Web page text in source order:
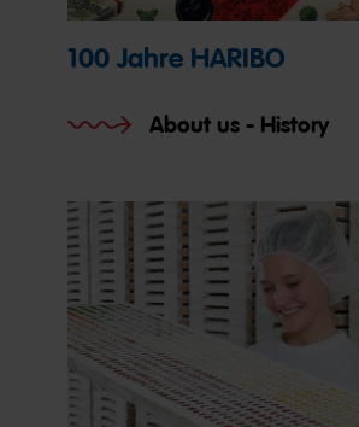
100 Jahre HARIBO
About us - History